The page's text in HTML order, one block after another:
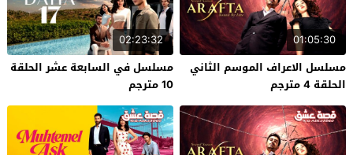
01:05:30
مسلسل الاعراف الموسم الثاني
الحلقة 4 مترجم
02:23:32
مسلسل في السابعة عشر الحلقة
10 مترجم